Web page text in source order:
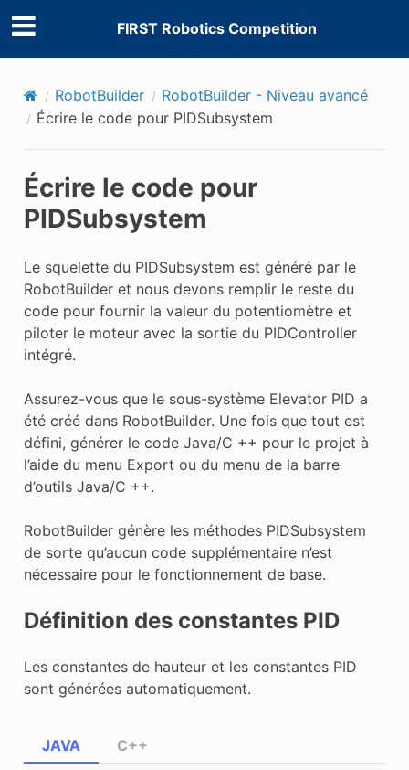
FIRST Robotics Competition
RobotBuilder
RobotBuilder - Niveau avancé
Écrire le code pour PIDSubsystem
Écrire le code pour
PIDSubsystem
Le squelette du PIDSubsystem est généré par le
RobotBuilder et nous devons remplir le reste du
code pour fournir la valeur du potentiomètre et
piloter le moteur avec la sortie du PIDController
intégré.
Assurez-vous que le sous-système Elevator PID a
été créé dans RobotBuilder. Une fois que tout est
défini, générer le code Java/C ++ pour le projet à
l’aide du menu Export ou du menu de la barre
d’outils Java/C ++.
RobotBuilder génère les méthodes PIDSubsystem
de sorte qu’aucun code supplémentaire n’est
nécessaire pour le fonctionnement de base.
Définition des constantes PID
Les constantes de hauteur et les constantes PID
sont générées automatiquement.
JAVA C++